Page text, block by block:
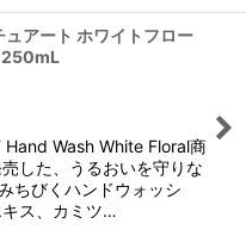
アート ホワイトフロー
250mL
Wash White Floral商
した、うるおいを守りな
ちびくハンドウォッシ
キス、カミツ…